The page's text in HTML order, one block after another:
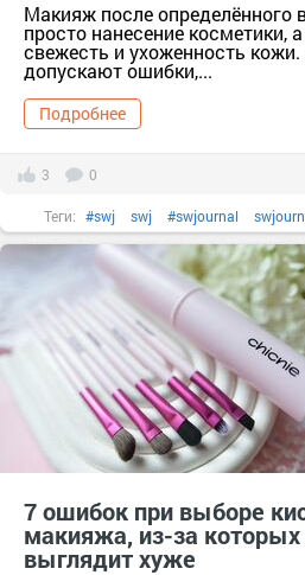
Макияж после определённого
просто нанесение косметики,
свежесть и ухоженность
допускают ошибки,...
Подробнее
3 0
Теги: #swj swj #swjournal
#блескдлягуб
#декоративнаякосметика
Ким Кардашьян #косметика
#макияж #мейкап
#подарок
тер. сдт Подарок (г.Уржум) [714111]
#шанель
7 ошибок при выборе
макияжа, из-за
выглядит хуже